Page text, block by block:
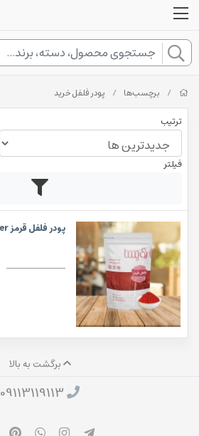
/ برچسب‌ها / پودر فلفل خرید
ترتیب
فیلتر
پودر فلفل قرمز Red Pepper Powder
برگشت به بالا
09113119113